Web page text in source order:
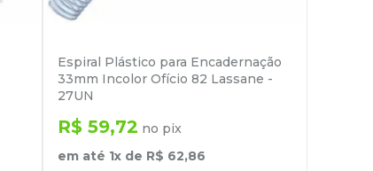
Espiral Plástico para Encadernação
33mm Incolor Ofício 82 Lassane -
27UN
R$ 59,72 no pix
em até 1x de R$ 62,86